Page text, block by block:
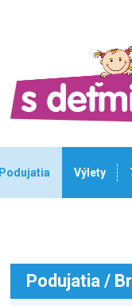
Podujatia Výlety
Podujatia /